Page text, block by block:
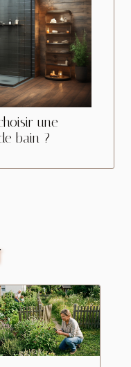
une
bain ?